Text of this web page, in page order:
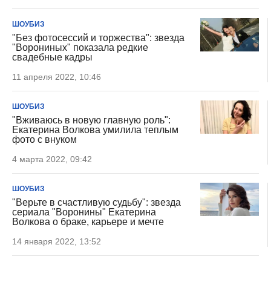
ШОУБИЗ
"Без фотосессий и торжества": звезда
"Ворониных" показала редкие
свадебные кадры
11 апреля 2022, 10:46
ШОУБИЗ
"Вживаюсь в новую главную роль":
Екатерина Волкова умилила теплым
фото с внуком
4 марта 2022, 09:42
ШОУБИЗ
"Верьте в счастливую судьбу": звезда
сериала "Воронины" Екатерина
Волкова о браке, карьере и мечте
14 января 2022, 13:52